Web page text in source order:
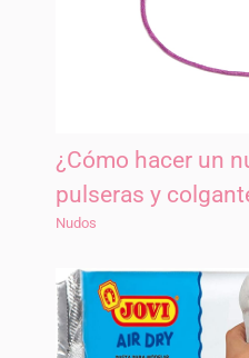
¿Cómo hacer un
pulseras y
Nudos